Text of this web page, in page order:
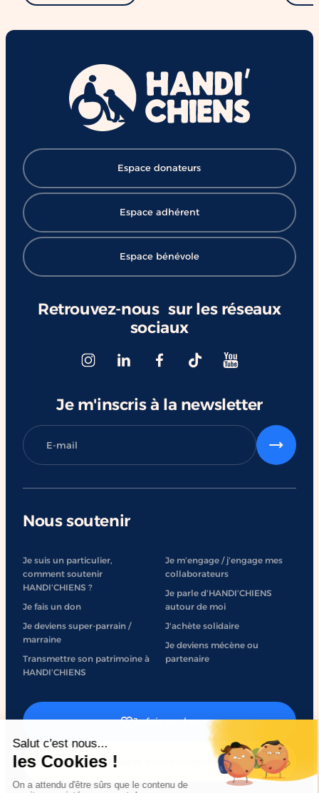
Retrouvez-nous sur les réseaux
sociaux
Espace donateurs
Espace adhérent
Espace bénévole
Je m'inscris à la newsletter
Nous soutenir
Je suis un particulier,
comment soutenir
HANDI’CHIENS ?
Je fais un don
Je deviens super-parrain /
marraine
Transmettre son patrimoine à
HANDI’CHIENS
Je m’engage / j’engage mes
collaborateurs
Je parle d’HANDI’CHIENS
autour de moi
J'achète solidaire
Je deviens mécène ou
partenaire
Je fais un don
J'engage mon entreprise